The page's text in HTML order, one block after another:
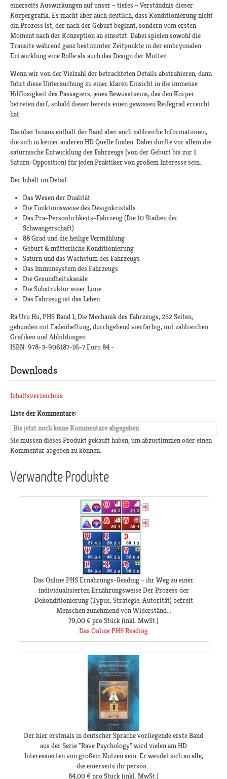
einerseits Auswirkungen auf unser – tiefes – Verständnis dieser
Körpergrafik. Es macht aber auch deutlich, dass Konditionierung nicht
ein Prozess ist, der nach der Geburt beginnt, sondern vom ersten
Moment nach der Konzeption an einsetzt. Dabei spielen sowohl die
Transite während ganz bestimmter Zeitpunkte in der embryonalen
Entwicklung eine Rolle als auch das Design der Mutter.
Wenn wir von der Vielzahl der betrachteten Details abstrahieren, dann
führt diese Untersuchung zu einer klaren Einsicht in die immense
Hilflosigkeit des Passagiers, jenes Bewusstseins, das den Körper
betreten darf, sobald dieser bereits einen gewissen Reifegrad erreicht
hat.
Darüber hinaus enthält der Band aber auch zahlreiche Informationen,
die sich in keiner anderen HD Quelle finden. Dabei dürfte vor allem die
saturnische Entwicklung des Fahrzeugs (von der Geburt bis zur 1.
Saturn-Opposition) für jeden Praktiker von großem Interesse sein.
Der Inhalt im Detail:
Das Wesen der Dualität
Die Funktionsweise des Designkristalls
Das Prä-Persönlichkeits-Fahrzeug (Die 10 Stadien der
Schwangerschaft)
88 Grad und die heilige Vermählung
Geburt & mütterliche Konditionierung
Saturn und das Wachstum des Fahrzeugs
Das Immunsystem des Fahrzeugs
Die Gesundheitskanäle
Die Substruktur einer Linie
Das Fahrzeug ist das Leben
Ra Uru Hu, PHS Band 1, Die Mechanik des Fahrzeugs, 252 Seiten,
gebunden mit Fadenheftung, durchgehend vierfarbig, mit zahlreichen
Grafiken und Abbildungen
ISBN: 978-3-906187-16-7 Euro 84.-
Downloads
Inhaltsverzeichnis
Liste der Kommentare:
Bis jetzt noch keine Kommentare abgegeben
Sie müssen dieses Produkt gekauft haben, um abzustimmen oder einen
Kommentar abgeben zu können.
Verwandte Produkte
Das Online PHS Ernährungs-Reading – ihr Weg zu einer
individualisierten Ernährungsweise Der Prozess der
Dekonditionierung (Typus, Strategie, Autorität) befreit
Menschen zunehmend von Widerständ...
79,00 €pro Stück(inkl. MwSt.)
Das Online PHS Reading
Der hier erstmals in deutscher Sprache vorliegende erste Band
aus der Serie "Rave Psychology" wird vielen am HD
Interessierten von großem Nutzen sein. Er wendet sich an alle,
die einerseits ihr persön...
84,00 €pro Stück(inkl. MwSt.)